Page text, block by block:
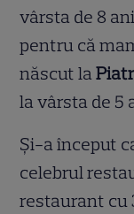
vârsta de 8
pentru că
născut la
la vârsta de 5
Și-a început
celebrul
restaurant cu